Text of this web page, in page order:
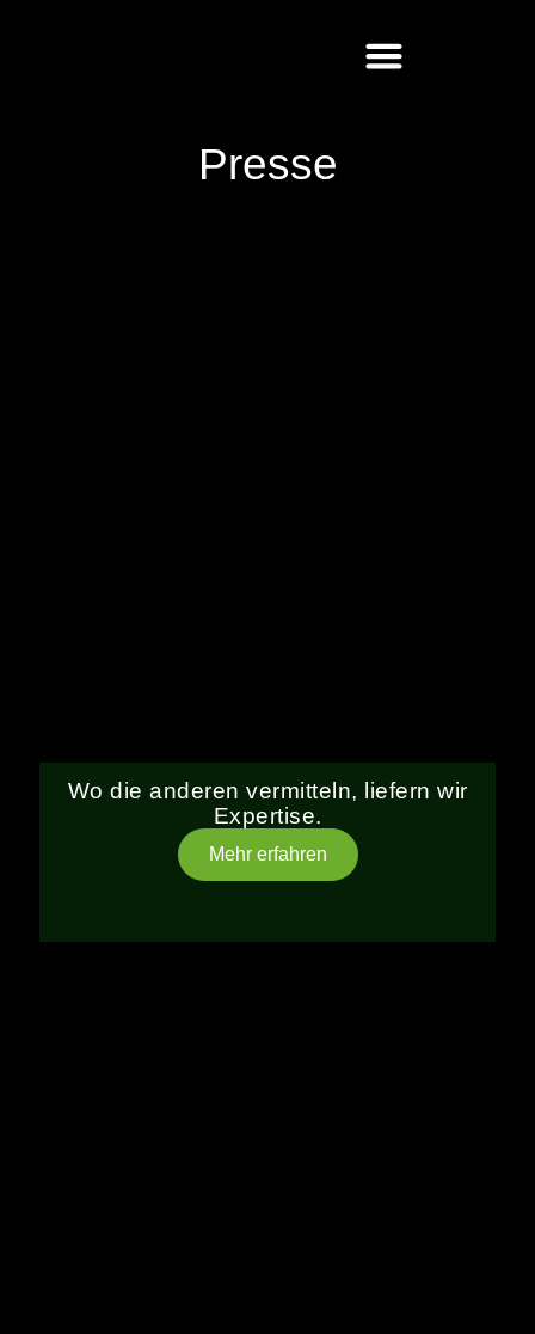
Presse
Wo die anderen vermitteln, liefern wir
Expertise.
Mehr erfahren